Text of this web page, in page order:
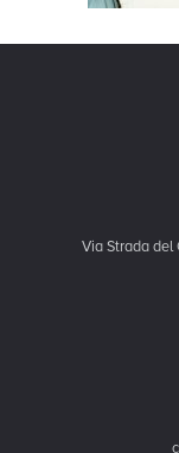
Via Strada del